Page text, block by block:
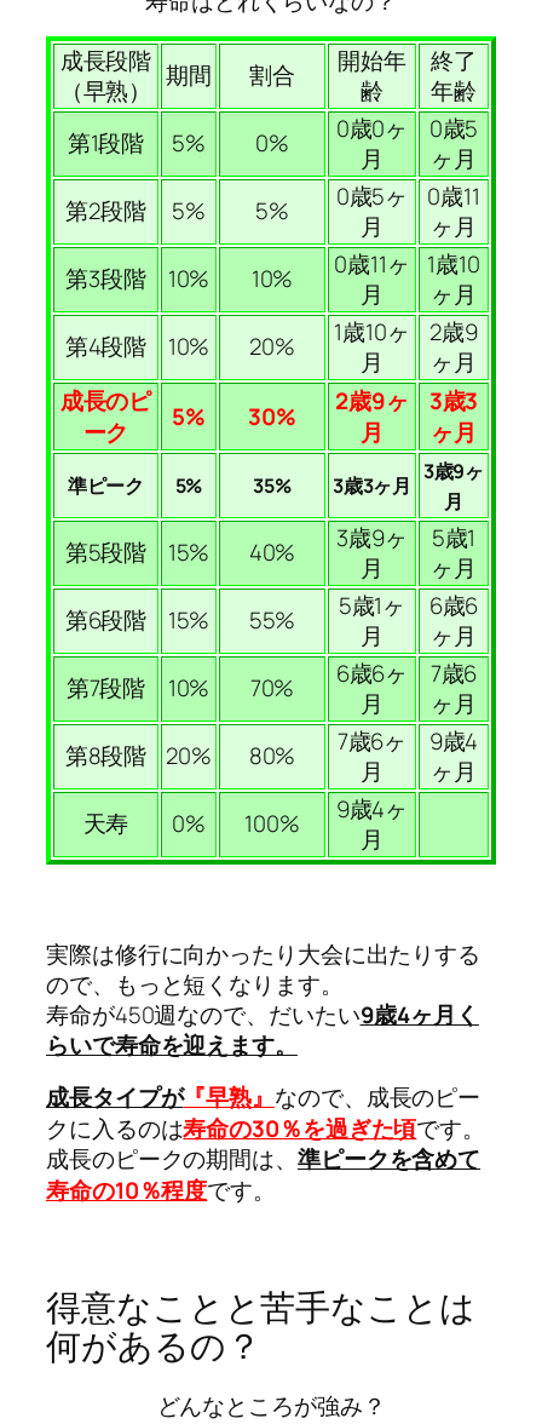
成長段階
（早熟）
期間 割合
開始年
齢
終了
年齢
第1段階
5% 0%
0歳0ヶ
月
0歳5
ヶ月
第2段階
5% 5%
0歳5ヶ
月
0歳11
ヶ月
第3段階
10% 10%
0歳11ヶ
月
1歳10
ヶ月
第4段階
10% 20%
1歳10ヶ
月
2歳9
ヶ月
成長のピ
ーク
5% 30%
2歳9ヶ
月
3歳3
ヶ月
準ピーク 5% 35% 3歳3ヶ月
3歳9ヶ
月
第5段階 15% 40%
3歳9ヶ
月
5歳1
ヶ月
第6段階
15% 55%
5歳1ヶ
月
6歳6
ヶ月
第7段階
10% 70%
6歳6ヶ
月
7歳6
ヶ月
第8段階
20% 80%
7歳6ヶ
月
9歳4
ヶ月
天寿
0% 100%
9歳4ヶ
月
実際は修行に向かったり大会に出たりする
ので、もっと短くなります。
寿命が450週なので、だいたい9歳4ヶ月く
らいで寿命を迎えます。
成長タイプが『早熟』 なので、成長のピー
クに入るのは寿命の30％を過ぎた頃です。
成長のピークの期間は、 準ピークを含めて
寿命の10％程度です。
得意なことと苦手なことは
何があるの？
どんなところが強み？